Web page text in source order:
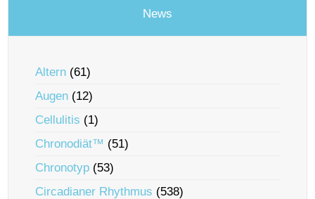
News
Altern (61)
Augen (12)
Cellulitis (1)
Chronodiät™ (51)
Chronotyp (53)
Circadianer Rhythmus (538)